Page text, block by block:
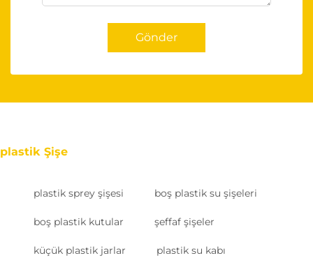
Gönder
plastik Şişe
plastik sprey şişesi boş plastik su şişeleri
boş plastik kutular şeffaf şişeler
küçük plastik jarlar plastik su kabı